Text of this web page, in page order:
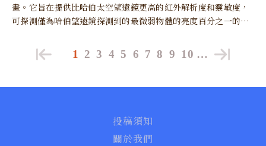
畫。它旨在提供比哈伯太空望遠鏡更高的紅外解析度和靈敏度，
可探測僅為哈伯望遠鏡探測到的最微弱物體的亮度百分之一的物
1 2 3 4 5 6 7 8 9 10 …
投稿須知
關於我們